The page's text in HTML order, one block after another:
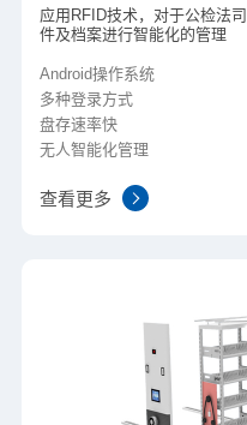
应用RFID技术，对于公检法
件及档案进行智能化的管理
Android操作系统
多种登录方式
盘存速率快
无人智能化管理
查看更多